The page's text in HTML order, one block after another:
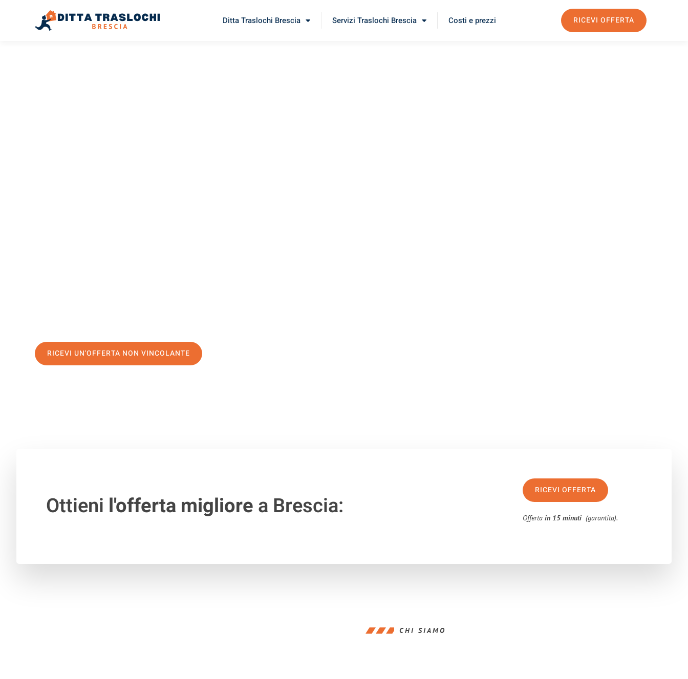
Ditta Traslochi Brescia Servizi Traslochi Brescia Costi e prezzi RICEVI OFFERTA
RICEVI UN'OFFERTA NON VINCOLANTE
Ottieni l'offerta migliorea Brescia:
RICEVI OFFERTA
Offertain 15 minuti (garantita).
CHI SIAMO